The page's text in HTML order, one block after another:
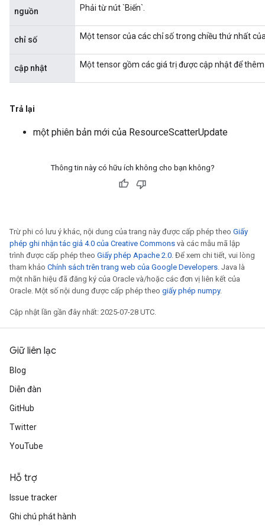
nguồn Phải từ nút `Biến`.
chỉ số Một tensor của các chỉ số trong chiều thứ nhất
cập nhật Một tensor gồm các giá trị được cập nhật để
Trả lại
một phiên bản mới của ResourceScatterUpdate
Thông tin này có hữu ích không cho bạn không?
Trừ phi có lưu ý khác, nội dung của trang này được cấp phép theo Giấy
phép ghi nhận tác giả 4.0 của Creative Commons và các mẫu mã lập
trình được cấp phép theo Giấy phép Apache 2.0. Để xem chi tiết, vui lòng
tham khảo Chính sách trên trang web của Google Developers. Java là
một nhãn hiệu đã đăng ký của Oracle và/hoặc các đơn vị liên kết của
Oracle. Một số nội dung được cấp phép theo giấy phép numpy.
Cập nhật lần gần đây nhất: 2025-07-28 UTC.
Giữ liên lạc
Blog
Diễn đàn
GitHub
Twitter
YouTube
Hỗ trợ
Issue tracker
Ghi chú phát hành